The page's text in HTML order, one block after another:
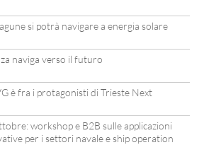
si potrà navigare a energia solare
naviga verso il futuro
è fra i protagonisti di Trieste Next
workshop e B2B sulle applicazioni
per i settori navale e ship operation